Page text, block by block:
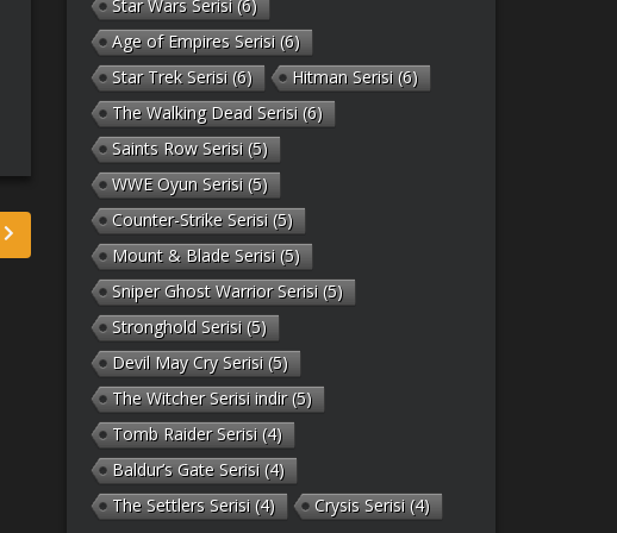
Star Wars Serisi (6)
Age of Empires Serisi (6)
Star Trek Serisi (6) Hitman Serisi (6)
The Walking Dead Serisi (6)
Saints Row Serisi (5)
WWE Oyun Serisi (5)
Counter-Strike Serisi (5)
Mount & Blade Serisi (5)
Sniper Ghost Warrior Serisi (5)
Stronghold Serisi (5)
Devil May Cry Serisi (5)
The Witcher Serisi indir(5)
Tomb Raider Serisi (4)
Baldur’s Gate Serisi (4)
The Settlers Serisi (4) Crysis Serisi (4)